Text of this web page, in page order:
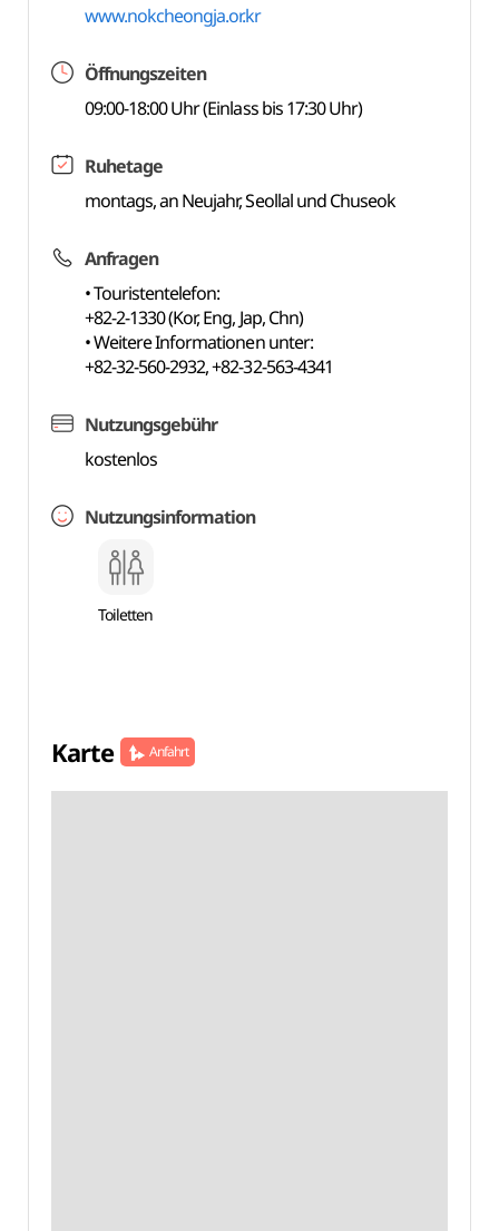
www.nokcheongja.or.kr
Öffnungszeiten
09:00-18:00 Uhr (Einlass bis 17:30 Uhr)
Ruhetage
montags, an Neujahr, Seollal und Chuseok
Anfragen
• Touristentelefon:
+82-2-1330 (Kor, Eng, Jap, Chn)
• Weitere Informationen unter:
+82-32-560-2932, +82-32-563-4341
Nutzungsgebühr
kostenlos
Nutzungsinformation
Toiletten
Karte Anfahrt